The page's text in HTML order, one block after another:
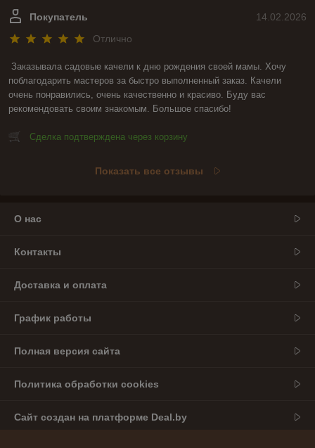
14.02.2026
Покупатель
Отлично
Заказывала садовые качели к дню рождения своей мамы. Хочу
поблагодарить мастеров за быстро выполненный заказ. Качели
очень понравились, очень качественно и красиво. Буду вас
рекомендовать своим знакомым. Большое спасибо!
Сделка подтверждена через корзину
Показать все отзывы
О нас
Контакты
Доставка и оплата
График работы
Полная версия сайта
Политика обработки cookies
Сайт создан на платформе Deal.by